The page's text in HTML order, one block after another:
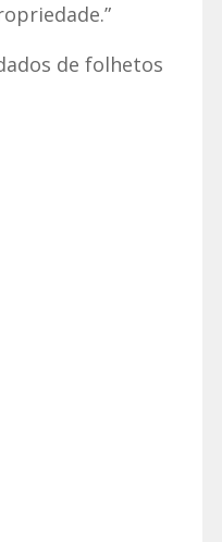
de folhetos